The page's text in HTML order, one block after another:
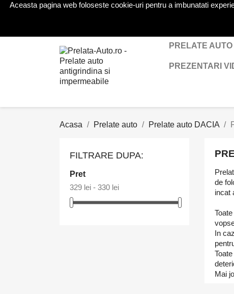
PRELATE AUTO
PREZENTARI
Acasa Prelate auto Prelate auto DACIA
FILTRARE DUPA:
Pret
329 lei - 330 lei
de
incat
In
Mai
Aceasta pagina web foloseste cookie-uri pentru a imbunatati